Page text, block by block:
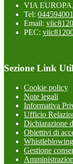
VIA
Tel:
Email:
PEC:
Sezione Link
Cookie policy
Note legali
Informativa
Ufficio
Dichiarazione
Obiettivi di
Whistleblowing
Gestione